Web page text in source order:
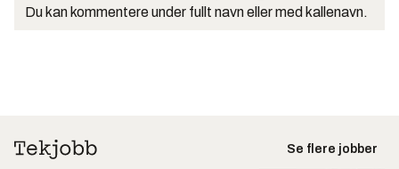
Du kan kommentere under fullt navn eller med kallenavn.
Se flere jobber